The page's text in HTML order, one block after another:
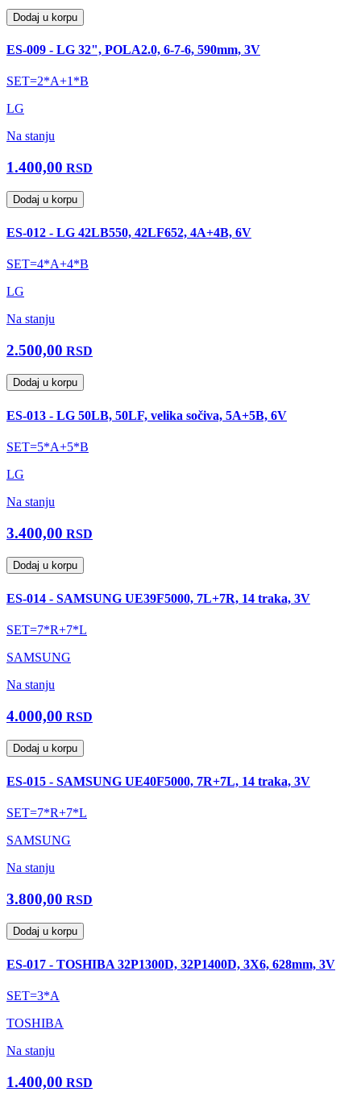
Dodaj u korpu
ES-009 - LG 32", POLA2.0, 6-7-6, 590mm, 3V
SET=2*A+1*B
LG
Na stanju
1.400,00 RSD
Dodaj u korpu
ES-012 - LG 42LB550, 42LF652, 4A+4B, 6V
SET=4*A+4*B
LG
Na stanju
2.500,00 RSD
Dodaj u korpu
ES-013 - LG 50LB, 50LF, velika sočiva, 5A+5B, 6V
SET=5*A+5*B
LG
Na stanju
3.400,00 RSD
Dodaj u korpu
ES-014 - SAMSUNG UE39F5000, 7L+7R, 14 traka, 3V
SET=7*R+7*L
SAMSUNG
Na stanju
4.000,00 RSD
Dodaj u korpu
ES-015 - SAMSUNG UE40F5000, 7R+7L, 14 traka, 3V
SET=7*R+7*L
SAMSUNG
Na stanju
3.800,00 RSD
Dodaj u korpu
ES-017 - TOSHIBA 32P1300D, 32P1400D, 3X6, 628mm, 3V
SET=3*A
TOSHIBA
Na stanju
1.400,00 RSD